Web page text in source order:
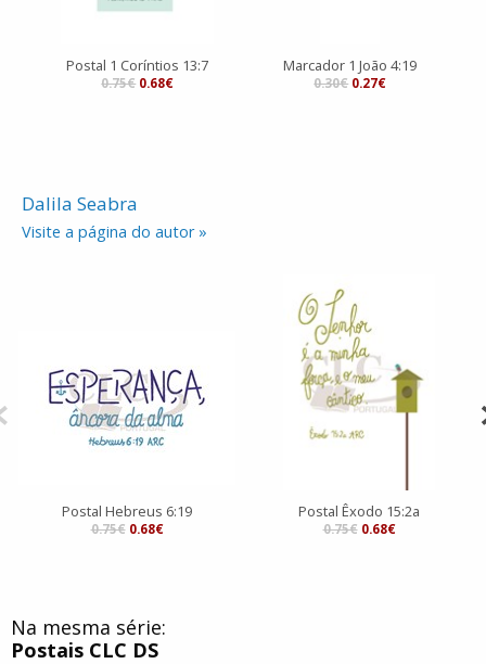
Postal 1 Coríntios 13:7
0.75€ 0.68€
Marcador 1 João 4:19
0.30€ 0.27€
Dalila Seabra
Visite a página do autor »
Postal Hebreus 6:19
0.75€ 0.68€
Postal Êxodo 15:2a
0.75€ 0.68€
Na mesma série:
Postais CLC DS